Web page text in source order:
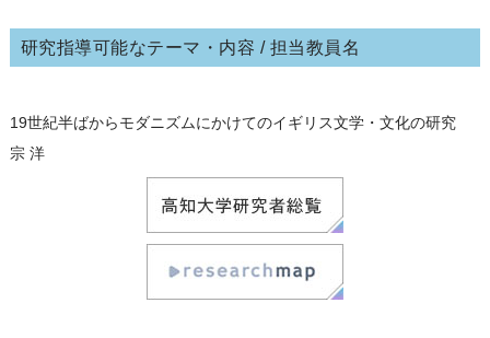
研究指導可能なテーマ・内容 / 担当教員名
19世紀半ばからモダニズムにかけてのイギリス文学・文化の研究
宗 洋